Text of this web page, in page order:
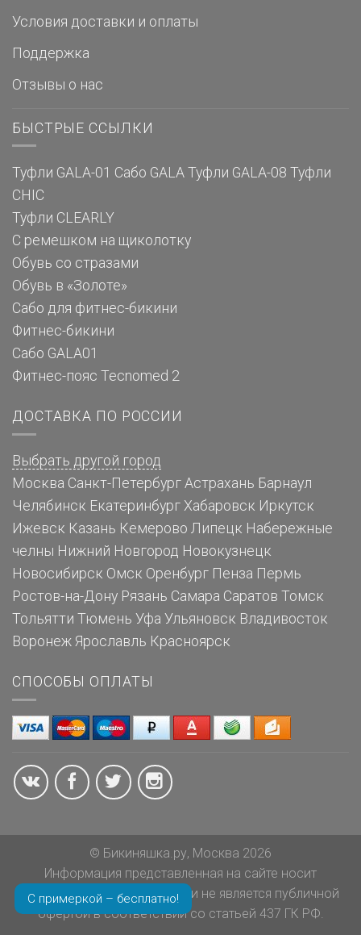
Условия доставки и оплаты
Поддержка
Отзывы о нас
БЫСТРЫЕ ССЫЛКИ
Туфли GALA-01 Сабо GALA Туфли GALA-08 Туфли
CHIC
Туфли CLEARLY
С ремешком на щиколотку
Обувь со стразами
Обувь в «Золоте»
Сабо для фитнес-бикини
Фитнес-бикини
Сабо GALA01
Фитнес-пояс Tecnomed 2
ДОСТАВКА ПО РОССИИ
Выбрать другой город
Москва Санкт-Петербург Астрахань Барнаул
Челябинск Екатеринбург Хабаровск Иркутск
Ижевск Казань Кемерово Липецк Набережные
челны Нижний Новгород Новокузнецк
Новосибирск Омск Оренбург Пенза Пермь
Ростов-на-Дону Рязань Самара Саратов Томск
Тольятти Тюмень Уфа Ульяновск Владивосток
Воронеж Ярославль Красноярск
СПОСОБЫ ОПЛАТЫ
С примеркой – бесплатно!
© Бикиняшка.ру, Москва 2026
Информация представленная на сайте носит
ознакомительный характер и не является публичной
офертой в соответствии со статьей 437 ГК РФ.